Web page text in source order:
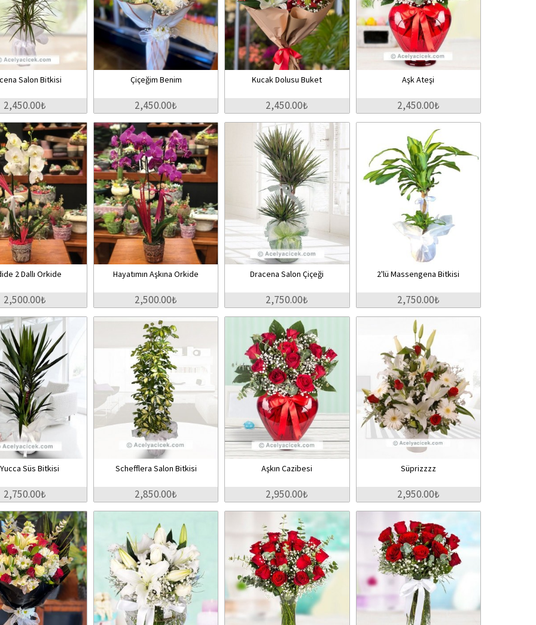
Salon Bitkisi
2,450.00₺
Çiçeğim Benim
2,450.00₺
Kucak Dolusu Buket
2,450.00₺
Aşk Ateşi
2,450.00₺
2 Dallı Orkide
2,500.00₺
Hayatımın Aşkına Orkide
2,500.00₺
Dracena Salon Çiçeği
2,750.00₺
2'lü Massengena Bitkisi
2,750.00₺
Süs Bitkisi
2,750.00₺
Schefflera Salon Bitkisi
2,850.00₺
Aşkın Cazibesi
2,950.00₺
Süprizzzz
2,950.00₺